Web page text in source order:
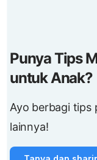
Punya Tips
untuk Anak?
Ayo berbagi tips
lainnya!